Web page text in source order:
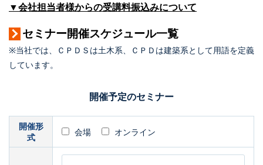
▼会社担当者様からの受講料振込みについて
セミナー開催スケジュール一覧
※当社では、ＣＰＤＳは土木系、ＣＰＤは建築系として用語を定義
しています。
開催予定のセミナー
開催形
式
会場 オンライン